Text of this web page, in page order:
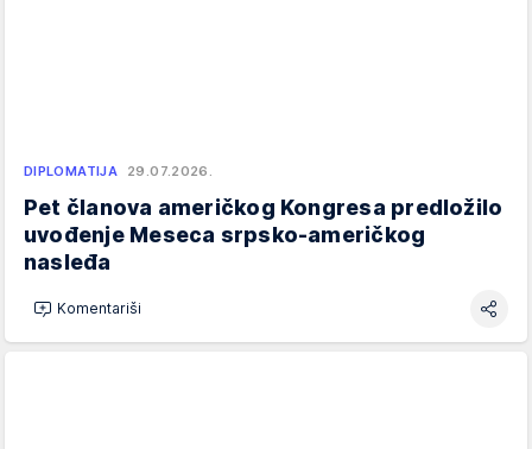
DIPLOMATIJA 29.07.2026.
Pet članova američkog Kongresa predložilo
uvođenje Meseca srpsko-američkog
nasleđa
Komentariši